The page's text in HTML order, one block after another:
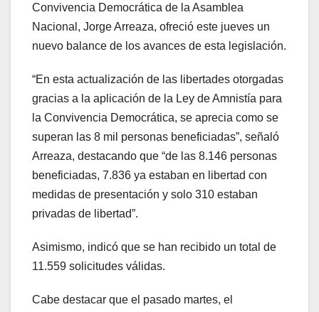
Convivencia Democrática de la Asamblea
Nacional, Jorge Arreaza, ofreció este jueves un
nuevo balance de los avances de esta legislación.
“En esta actualización de las libertades otorgadas
gracias a la aplicación de la Ley de Amnistía para
la Convivencia Democrática, se aprecia como se
superan las 8 mil personas beneficiadas”, señaló
Arreaza, destacando que “de las 8.146 personas
beneficiadas, 7.836 ya estaban en libertad con
medidas de presentación y solo 310 estaban
privadas de libertad”.
Asimismo, indicó que se han recibido un total de
11.559 solicitudes válidas.
Cabe destacar que el pasado martes, el